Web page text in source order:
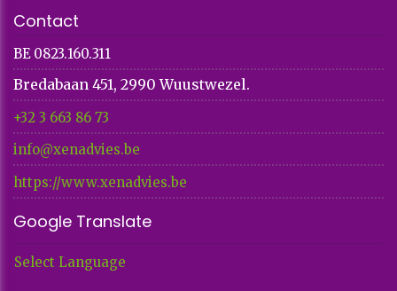
Contact
BE 0823.160.311
Bredabaan 451, 2990 Wuustwezel.
+32 3 663 86 73​​​​​​​
info@xenadvies.be
https://www.xenadvies.be
Google Translate
Select Language